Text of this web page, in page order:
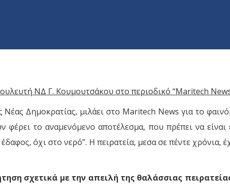
ΝΔ Γ. Κουμουτσάκου στο περιοδικό “Maritech
Δημοκρατίας, μιλάει στο Maritech News για το
φέρει το αναμενόμενο αποτέλεσμα, που πρέπει να
όχι στο νερό”. Η πειρατεία, μεσα σε πέντε χρόνια,
σχετικά με την απειλή της θαλάσσιας